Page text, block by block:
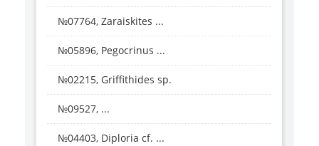
№07764, Zaraiskites ...
№05896, Pegocrinus ...
№02215, Griffithides sp.
№09527, ...
№04403, Diploria cf. ...